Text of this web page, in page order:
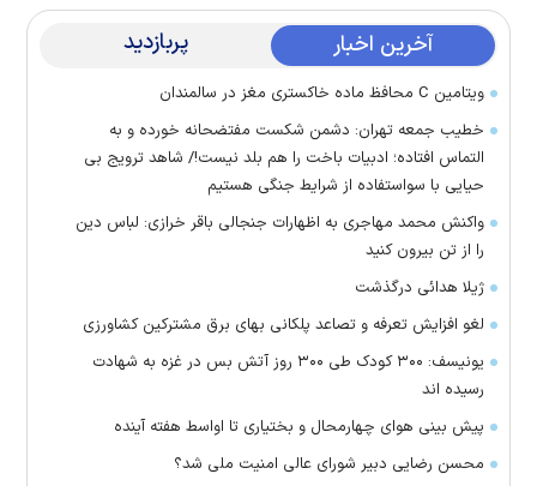
آخرین اخبار پربازدید
ویتامین C محافظ ماده خاکستری مغز در سالمندان
خطیب جمعه تهران: دشمن شکست مفتضحانه خورده و به
التماس افتاده؛ ادبیات باخت را هم بلد نیست!/ شاهد ترویج بی
حیایی با سواستفاده از شرایط جنگی هستیم
واکنش محمد مهاجری به اظهارات جنجالی باقر خرازی: لباس دین
را از تن بیرون کنید
ژیلا هدائی درگذشت
لغو افزایش تعرفه و تصاعد پلکانی بهای برق مشترکین کشاورزی
یونیسف: ۳۰۰ کودک طی ۳۰۰ روز آتش بس در غزه به شهادت
رسیده اند
پیش بینی هوای چهارمحال و بختیاری تا اواسط هفته آینده
محسن رضایی دبیر شورای عالی امنیت ملی شد؟